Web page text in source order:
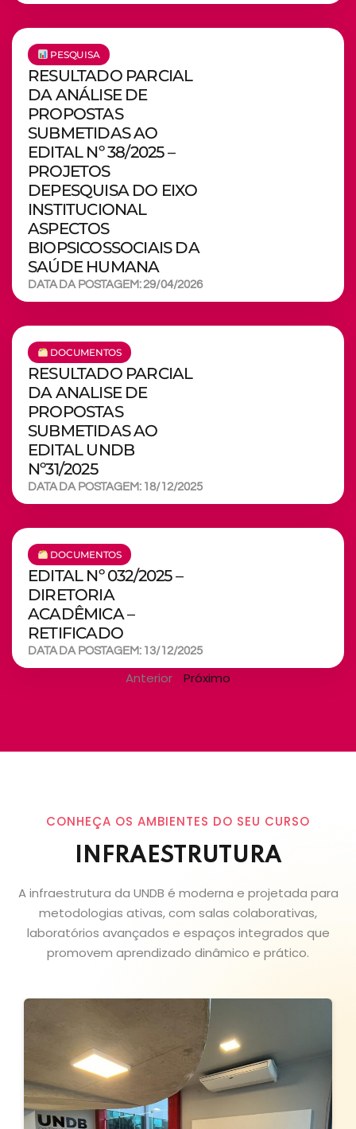
PESQUISA
RESULTADO PARCIAL
DA ANÁLISE DE
PROPOSTAS
SUBMETIDAS AO
EDITAL Nº 38/2025 –
PROJETOS
DEPESQUISA DO EIXO
INSTITUCIONAL
ASPECTOS
BIOPSICOSSOCIAIS DA
SAÚDE HUMANA
DATA DA POSTAGEM: 29/04/2026
DOCUMENTOS
RESULTADO PARCIAL
DA ANALISE DE
PROPOSTAS
SUBMETIDAS AO
EDITAL UNDB
Nº31/2025
DATA DA POSTAGEM: 18/12/2025
DOCUMENTOS
EDITAL Nº 032/2025 –
DIRETORIA
ACADÊMICA –
RETIFICADO
DATA DA POSTAGEM: 13/12/2025
Anterior Próximo
CONHEÇA OS AMBIENTES DO SEU CURSO
INFRAESTRUTURA
A infraestrutura da UNDB é moderna e projetada para
metodologias ativas, com salas colaborativas,
laboratórios avançados e espaços integrados que
promovem aprendizado dinâmico e prático.